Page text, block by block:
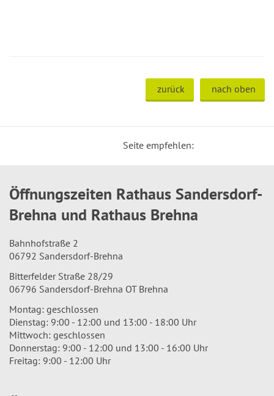
zurück nach oben
Seite empfehlen:
Öffnungszeiten Rathaus Sandersdorf-
Brehna und Rathaus Brehna
Bahnhofstraße 2
06792 Sandersdorf-Brehna
Bitterfelder Straße 28/29
06796 Sandersdorf-Brehna OT Brehna
Montag: geschlossen
Dienstag: 9:00 - 12:00 und 13:00 - 18:00 Uhr
Mittwoch: geschlossen
Donnerstag: 9:00 - 12:00 und 13:00 - 16:00 Uhr
Freitag: 9:00 - 12:00 Uhr